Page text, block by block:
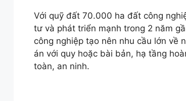
Với quỹ đất 70.000 ha đất công
tư và phát triển mạnh trong 2 năm
công nghiệp tạo nên nhu cầu lớn
án với quy hoặc bài bản, hạ tầng
toàn, an ninh.